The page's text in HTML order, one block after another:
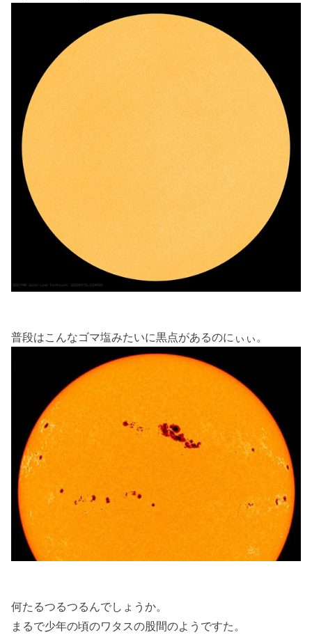
普段はこんなゴマ塩みたいに黒点があるのにぃぃ。
何たるつるつるんでしょうか。
まるで少年の頃のワタスの股間のようですた。